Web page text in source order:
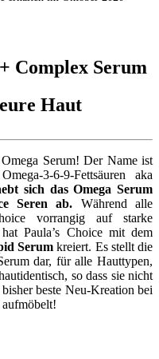
Complex Serum
Haut
Serum! Der Name ist
3-6-9-Fettsäuren aka
sich das Omega Serum
Seren ab. Während alle
vorrangig auf starke
Paula’s Choice mit dem
Serum kreiert. Es stellt die
dar, für alle Hauttypen,
so dass sie nicht
beste Neu-Kreation bei
aufmöbelt!